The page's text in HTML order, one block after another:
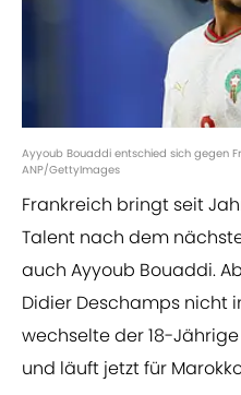
Ayyoub Bouaddi entschied sich gegen
ANP/GettyImages
Frankreich bringt seit
Talent nach dem
auch Ayyoub Bouaddi.
Didier Deschamps nicht
wechselte der 18-
und läuft jetzt für